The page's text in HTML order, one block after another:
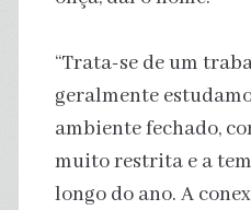
“Trata-se de um
geralmente
ambiente fechado,
muito restrita e a
longo do ano. A